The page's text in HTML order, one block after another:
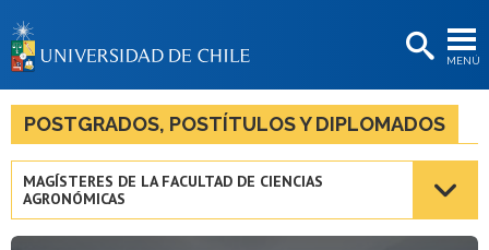
MENÚ
BIBLIOTECAS
LA UNIVERSIDAD
POSTGRADOS, POSTÍTULOS Y DIPLOMADOS
MAGÍSTERES DE LA FACULTAD DE CIENCIAS
AGRONÓMICAS